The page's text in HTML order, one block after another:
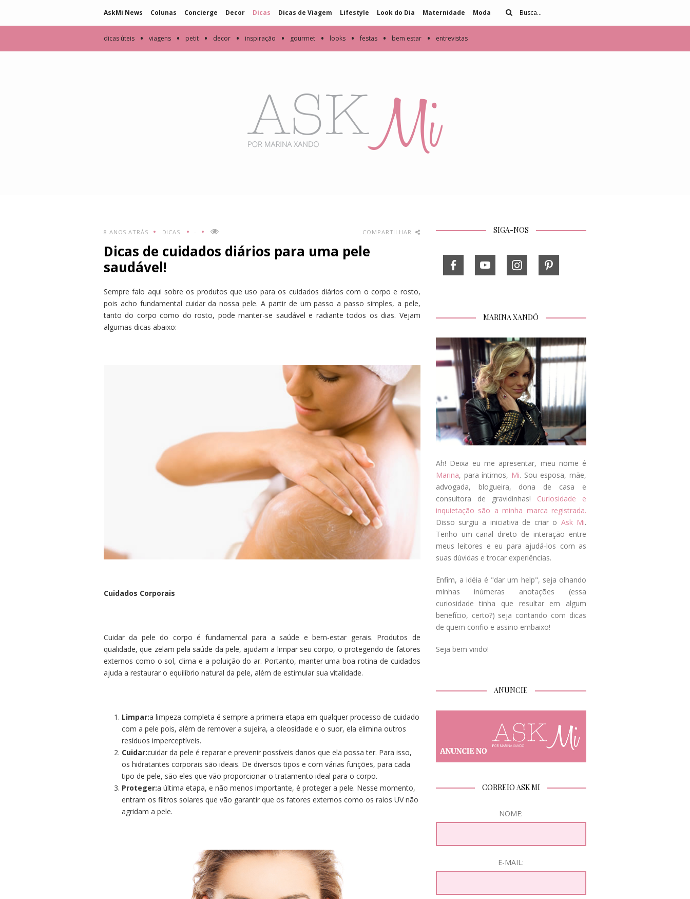
AskMi News Colunas Concierge Decor Dicas Dicas de Viagem Lifestyle Look do Dia Maternidade Moda
dicas úteis • viagens • petit • decor • inspiração • gourmet • looks • festas • bem estar • entrevistas
8 ANOS ATRÁS DICAS - COMPARTILHAR
Dicas de cuidados diários para uma pele
saudável!
Sempre falo aqui sobre os produtos que uso para os cuidados diários com o corpo e rosto,
pois acho fundamental cuidar da nossa pele. A partir de um passo a passo simples, a pele,
tanto do corpo como do rosto, pode manter-se saudável e radiante todos os dias. Vejam
algumas dicas abaixo:
Cuidados Corporais
Cuidar da pele do corpo é fundamental para a saúde e bem-estar gerais. Produtos de
qualidade, que zelam pela saúde da pele, ajudam a limpar seu corpo, o protegendo de fatores
externos como o sol, clima e a poluição do ar. Portanto, manter uma boa rotina de cuidados
ajuda a restaurar o equilíbrio natural da pele, além de estimular sua vitalidade.
Limpar:a limpeza completa é sempre a primeira etapa em qualquer processo de cuidado
com a pele pois, além de remover a sujeira, a oleosidade e o suor, ela elimina outros
resíduos imperceptíveis.
Cuidar:cuidar da pele é reparar e prevenir possíveis danos que ela possa ter. Para isso,
os hidratantes corporais são ideais. De diversos tipos e com várias funções, para cada
tipo de pele, são eles que vão proporcionar o tratamento ideal para o corpo.
Proteger:a última etapa, e não menos importante, é proteger a pele. Nesse momento,
entram os filtros solares que vão garantir que os fatores externos como os raios UV não
agridam a pele.
SIGA-NOS
MARINA XANDÓ
Ah! Deixa eu me apresentar, meu nome é
Marina, para íntimos, Mi. Sou esposa, mãe,
advogada, blogueira, dona de casa e
consultora de gravidinhas! Curiosidade e
inquietação são a minha marca registrada.
Disso surgiu a iniciativa de criar o Ask Mi.
Tenho um canal direto de interação entre
meus leitores e eu para ajudá-los com as
suas dúvidas e trocar experiências.
Enfim, a idéia é "dar um help", seja olhando
minhas inúmeras anotações (essa
curiosidade tinha que resultar em algum
benefício, certo?) seja contando com dicas
de quem confio e assino embaixo!
Seja bem vindo!
ANUNCIE
CORREIO ASK MI
NOME:
E-MAIL: